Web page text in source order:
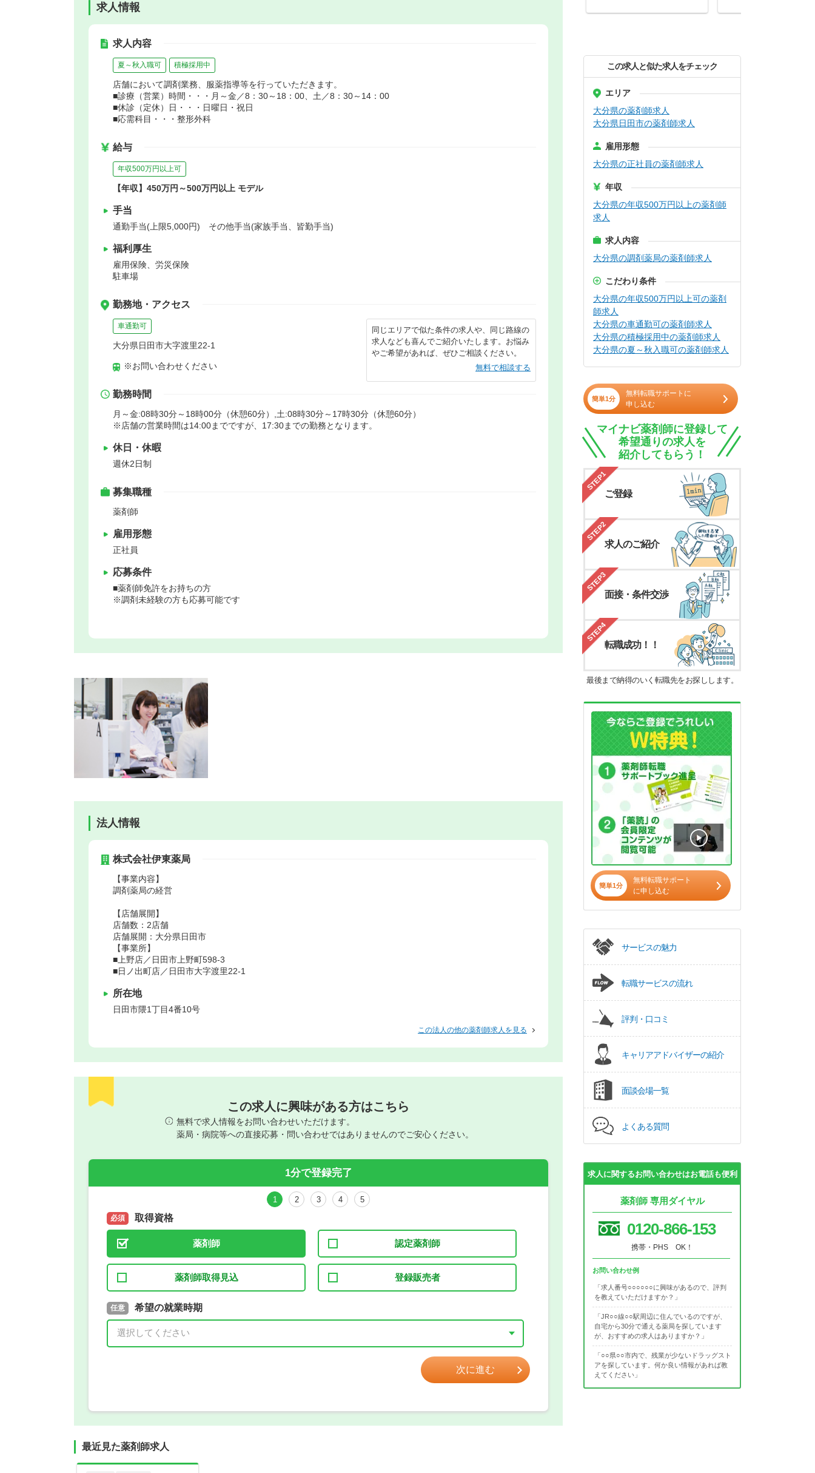
求人情報
求人内容
夏～秋入職可 積極採用中
店舗において調剤業務、服薬指導等を行っていただきます。
■診療（営業）時間・・・月～金／8：30～18：00、土／8：30～14：00
■休診（定休）日・・・日曜日・祝日
■応需科目・・・整形外科
給与
年収500万円以上可
【年収】450万円～500万円以上 モデル
手当
通勤手当(上限5,000円) その他手当(家族手当、皆勤手当)
福利厚生
雇用保険、労災保険
駐車場
勤務地・アクセス
車通勤可
大分県日田市大字渡里22-1
※お問い合わせください
同じエリアで似た条件の求人や、同じ路線の
求人なども喜んでご紹介いたします。お悩み
やご希望があれば、ぜひご相談ください。
無料で相談する
勤務時間
月～金:08時30分～18時00分（休憩60分）,土:08時30分～17時30分（休憩60分）
※店舗の営業時間は14:00までですが、17:30までの勤務となります。
休日・休暇
週休2日制
募集職種
薬剤師
雇用形態
正社員
応募条件
■薬剤師免許をお持ちの方
※調剤未経験の方も応募可能です
法人情報
株式会社伊東薬局
【事業内容】
調剤薬局の経営
【店舗展開】
店舗数：2店舗
店舗展開：大分県日田市
【事業所】
■上野店／日田市上野町598-3
■日ノ出町店／日田市大字渡里22-1
所在地
日田市隈1丁目4番10号
この法人の他の薬剤師求人を見る
この求人に興味がある方はこちら
無料で求人情報をお問い合わせいただけます。
薬局・病院等への直接応募・問い合わせではありませんのでご安心ください。
1分で登録完了
1 2 3 4 5
必須 取得資格
薬剤師 認定薬剤師
薬剤師取得見込 登録販売者
必須 取得予定年
年 3月
任意 希望の就業時期
正社員
パート(週4日～5日)
次に進む
最近見た薬剤師求人
この求人と似た求人をチェック
エリア
大分県の薬剤師求人
大分県日田市の薬剤師求人
雇用形態
大分県の正社員の薬剤師求人
年収
大分県の年収500万円以上の薬剤師
求人
求人内容
大分県の調剤薬局の薬剤師求人
こだわり条件
大分県の年収500万円以上可の薬剤
師求人
大分県の車通勤可の薬剤師求人
大分県の積極採用中の薬剤師求人
大分県の夏～秋入職可の薬剤師求人
簡単1分
無料転職サポートに
申し込む
マイナビ薬剤師に登録して
希望通りの求人を
紹介してもらう！
STEP1
ご登録
STEP2
求人のご紹介
STEP3
面接・条件交渉
STEP4
転職成功！！
最後まで納得のいく転職先をお探しします。
簡単1分
無料転職サポート
に申し込む
サービスの魅力
転職サービスの流れ
評判・口コミ
キャリアアドバイザーの紹介
面談会場一覧
よくある質問
求人に関するお問い合わせはお電話も便利
薬剤師 専用ダイヤル
0120-866-153
携帯・PHS OK！
お問い合わせ例
「求人番号○○○○○○に興味があるので、評判
を教えていただけますか？」
「JR○○線○○駅周辺に住んでいるのですが、
自宅から30分で通える薬局を探しています
が、おすすめの求人はありますか？」
「○○県○○市内で、残業が少ないドラッグスト
アを探しています。何か良い情報があれば教
えてください」